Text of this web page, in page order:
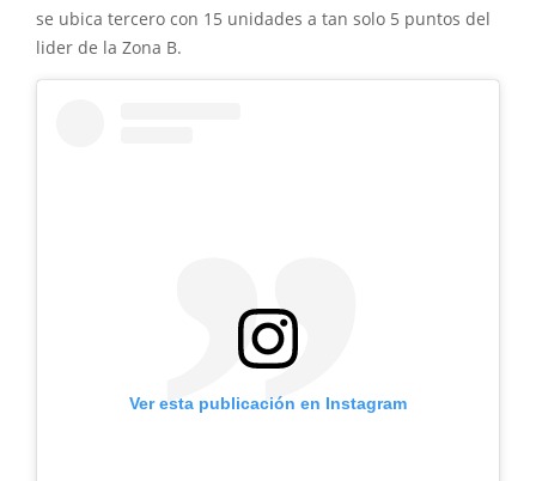
se ubica tercero con 15 unidades a tan solo 5 puntos del
lider de la Zona B.
Ver esta publicación en Instagram